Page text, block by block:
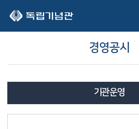
경영공시
기관운영